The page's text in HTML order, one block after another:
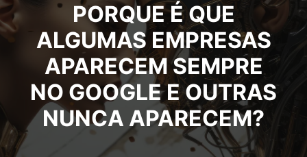
PORQUE É QUE
ALGUMAS EMPRESAS
APARECEM SEMPRE
NO GOOGLE E OUTRAS
NUNCA APARECEM?